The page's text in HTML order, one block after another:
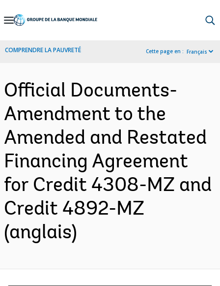
Skip
Navigation
COMPRENDRE LA PAUVRETÉ Cette page en : Français
Official Documents-
Amendment to the
Amended and Restated
Financing Agreement
for Credit 4308-MZ and
Credit 4892-MZ
(anglais)